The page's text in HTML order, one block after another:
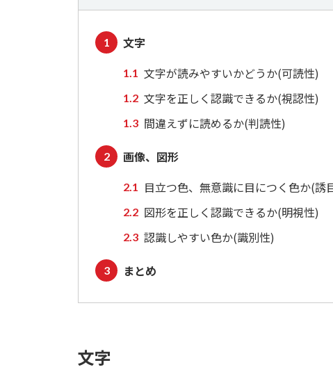
文字
文字が読みやすいかどうか(可読性)
文字を正しく認識できるか(視認性)
間違えずに読めるか(判読性)
画像、図形
目立つ色、無意識に目につく色か(誘
図形を正しく認識できるか(明視性)
認識しやすい色か(識別性)
まとめ
文字